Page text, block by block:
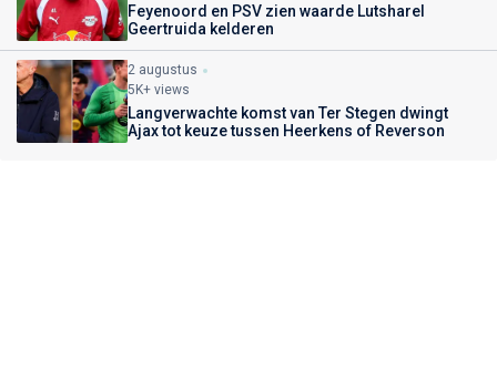
Feyenoord en PSV zien waarde Lutsharel
Geertruida kelderen
2 augustus
5K+ views
Langverwachte komst van Ter Stegen dwingt
Ajax tot keuze tussen Heerkens of Reverson